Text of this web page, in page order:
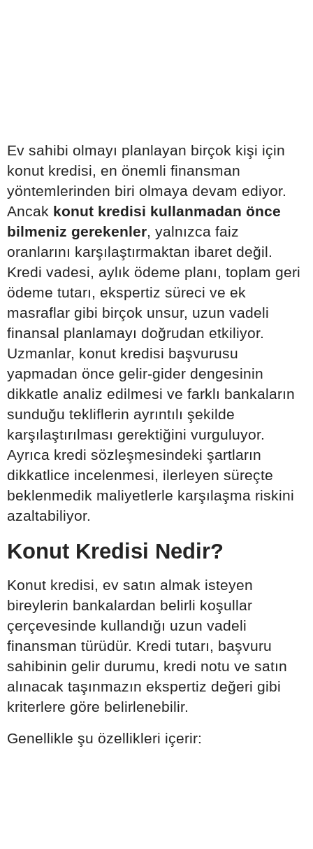
Ev sahibi olmayı planlayan birçok kişi için
konut kredisi, en önemli finansman
yöntemlerinden biri olmaya devam ediyor.
Ancak konut kredisi kullanmadan önce
bilmeniz gerekenler, yalnızca faiz
oranlarını karşılaştırmaktan ibaret değil.
Kredi vadesi, aylık ödeme planı, toplam geri
ödeme tutarı, ekspertiz süreci ve ek
masraflar gibi birçok unsur, uzun vadeli
finansal planlamayı doğrudan etkiliyor.
Uzmanlar, konut kredisi başvurusu
yapmadan önce gelir-gider dengesinin
dikkatle analiz edilmesi ve farklı bankaların
sunduğu tekliflerin ayrıntılı şekilde
karşılaştırılması gerektiğini vurguluyor.
Ayrıca kredi sözleşmesindeki şartların
dikkatlice incelenmesi, ilerleyen süreçte
beklenmedik maliyetlerle karşılaşma riskini
azaltabiliyor.
Konut Kredisi Nedir?
Konut kredisi, ev satın almak isteyen
bireylerin bankalardan belirli koşullar
çerçevesinde kullandığı uzun vadeli
finansman türüdür. Kredi tutarı, başvuru
sahibinin gelir durumu, kredi notu ve satın
alınacak taşınmazın ekspertiz değeri gibi
kriterlere göre belirlenebilir.
Genellikle şu özellikleri içerir: